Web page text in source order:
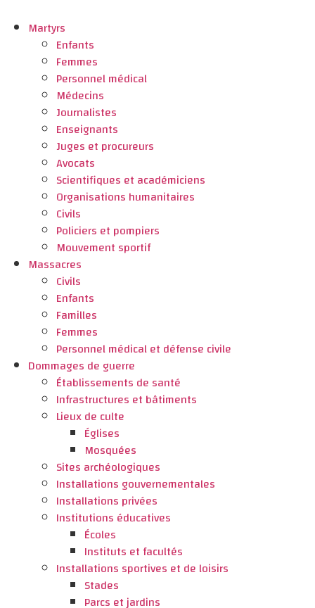
Martyrs
Enfants
Femmes
Personnel médical
Médecins
Journalistes
Enseignants
Juges et procureurs
Avocats
Scientifiques et académiciens
Organisations humanitaires
Civils
Policiers et pompiers
Mouvement sportif
Massacres
Civils
Enfants
Familles
Femmes
Personnel médical et défense civile
Dommages de guerre
Établissements de santé
Infrastructures et bâtiments
Lieux de culte
Églises
Mosquées
Sites archéologiques
Installations gouvernementales
Installations privées
Institutions éducatives
Écoles
Instituts et facultés
Installations sportives et de loisirs
Stades
Parcs et jardins